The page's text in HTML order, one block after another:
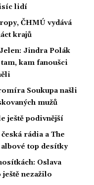
lidí
ČHMÚ vydává
krajů
Jindra Polák
kam fanoušci
Soukupa našli
mužů
ještě podivnější
rádia a The
top desítky
Oslava
nezažilo